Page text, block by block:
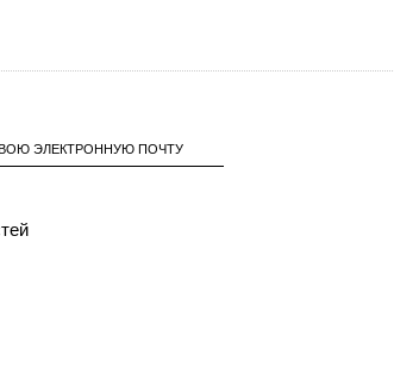
ЭЛЕКТРОННУЮ ПОЧТУ